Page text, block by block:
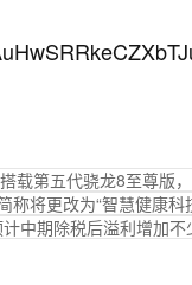
载第五代骁龙8至尊版
称将更改为“智慧健康科
计中期除税后溢利增加